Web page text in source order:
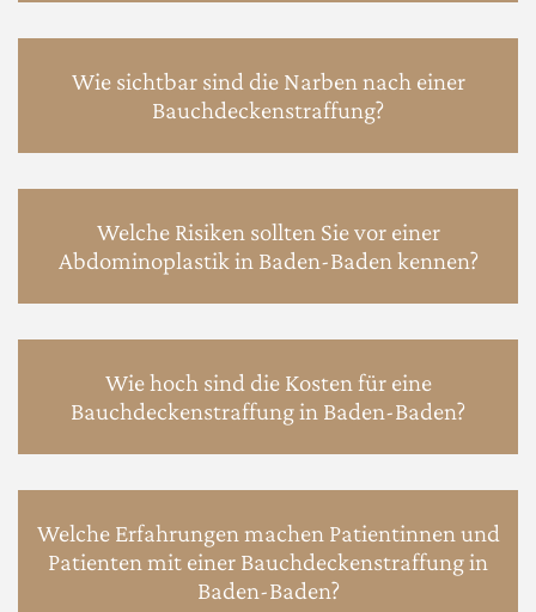
Wie sichtbar sind die Narben nach einer
Bauchdeckenstraffung?
Welche Risiken sollten Sie vor einer
Abdominoplastik in Baden-Baden kennen?
Wie hoch sind die Kosten für eine
Bauchdeckenstraffung in Baden-Baden?
Welche Erfahrungen machen Patientinnen und
Patienten mit einer Bauchdeckenstraffung in
Baden-Baden?